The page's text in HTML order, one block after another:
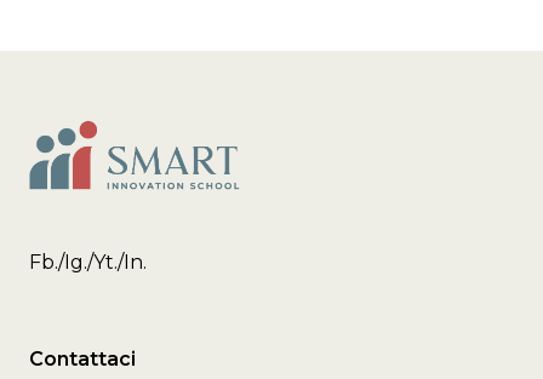
Fb./Ig./Yt./In.
Contattaci